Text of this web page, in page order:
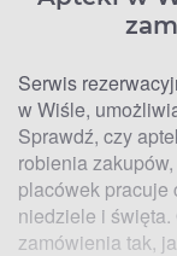
Serwis
w Wiśle,
Sprawdź, czy
robienia
placówek pracuje
niedziele i
zamówienia tak,